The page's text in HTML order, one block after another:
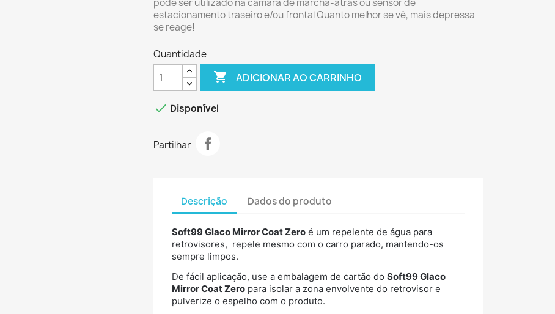
pode ser utilizado na câmara de marcha-atrás ou sensor de
estacionamento traseiro e/ou frontal Quanto melhor se vê, mais depressa
se reage!
Quantidade
 ADICIONAR AO CARRINHO
 Disponível
Partilhar
Descrição Dados do produto
Soft99 Glaco Mirror Coat Zero é um repelente de água para
retrovisores, repele mesmo com o carro parado, mantendo-os
sempre limpos.
De fácil aplicação, use a embalagem de cartão do Soft99 Glaco
Mirror Coat Zero para isolar a zona envolvente do retrovisor e
pulverize o espelho com o produto.